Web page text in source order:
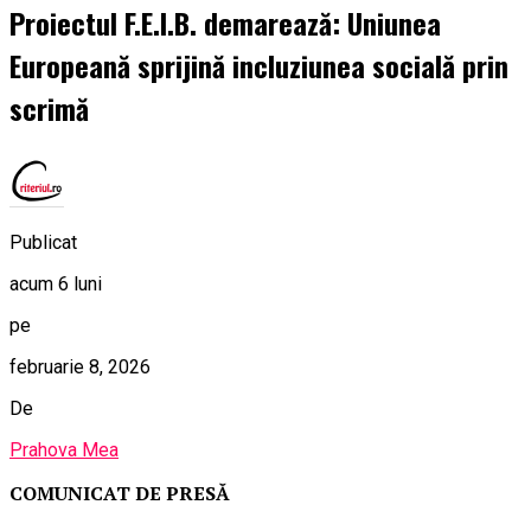
Proiectul F.E.I.B. demarează: Uniunea
Europeană sprijină incluziunea socială prin
scrimă
Publicat
acum 6 luni
pe
februarie 8, 2026
De
Prahova Mea
COMUNICAT DE PRESĂ